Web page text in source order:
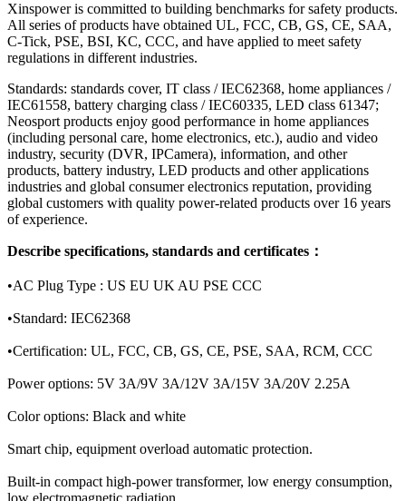
Xinspower is committed to building benchmarks for safety products.
All series of products have obtained UL, FCC, CB, GS, CE, SAA,
C-Tick, PSE, BSI, KC, CCC, and have applied to meet safety
regulations in different industries.
Standards: standards cover, IT class / IEC62368, home appliances /
IEC61558, battery charging class / IEC60335, LED class 61347;
Neosport products enjoy good performance in home appliances
(including personal care, home electronics, etc.), audio and video
industry, security (DVR, IPCamera), information, and other
products, battery industry, LED products and other applications
industries and global consumer electronics reputation, providing
global customers with quality power-related products over 16 years
of experience.
Describe specifications, standards and certificates：
•AC Plug Type : US EU UK AU PSE CCC
•Standard: IEC62368
•Certification: UL, FCC, CB, GS, CE, PSE, SAA, RCM, CCC
Power options: 5V 3A/9V 3A/12V 3A/15V 3A/20V 2.25A
Color options: Black and white
Smart chip, equipment overload automatic protection.
Built-in compact high-power transformer, low energy consumption,
low electromagnetic radiation.